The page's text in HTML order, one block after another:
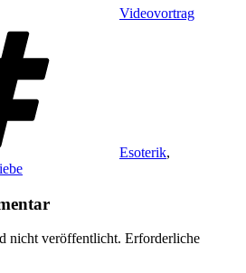
Videovortrag
Esoterik,
nicht veröffentlicht. Erforderliche